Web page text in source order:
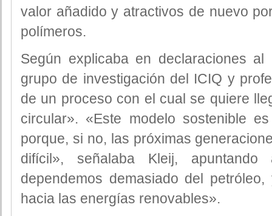
valor añadido y atractivos de nuevo
polímeros.
Según explicaba en declaraciones
grupo de investigación del ICIQ y
de un proceso con el cual se quiere
circular». «Este modelo sostenible
porque, si no, las próximas
difícil», señalaba Kleij,
dependemos demasiado del
hacia las energías renovables».